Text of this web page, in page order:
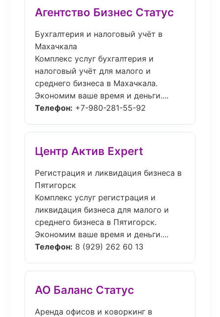
Агентство Бизнес Статус
Бухгалтерия и налоговый учёт в
Махачкала
Комплекс услуг бухгалтерия и
налоговый учёт для малого и
среднего бизнеса в Махачкала.
Экономим ваше время и деньги....
Телефон: +7-980-281-55-92
Центр Актив Expert
Регистрация и ликвидация бизнеса в
Пятигорск
Комплекс услуг регистрация и
ликвидация бизнеса для малого и
среднего бизнеса в Пятигорск.
Экономим ваше время и деньги....
Телефон: 8 (929) 262 60 13
АО Баланс Статус
Аренда офисов и коворкинг в